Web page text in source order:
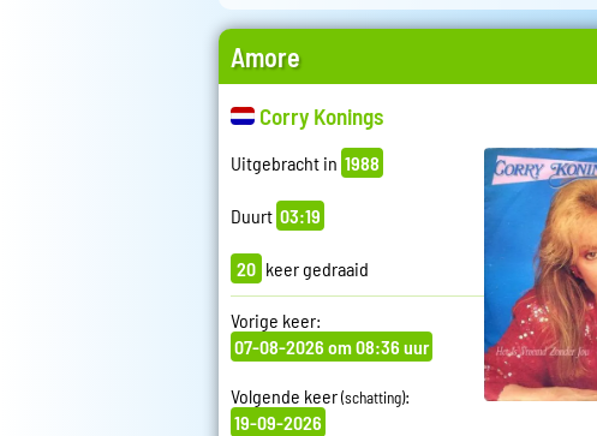
Amore
Corry Konings
Uitgebracht in 1988
Duurt 03:19
20 keer gedraaid
Vorige keer:
07-08-2026 om 08:36 uur
Volgende keer(schatting):
19-09-2026